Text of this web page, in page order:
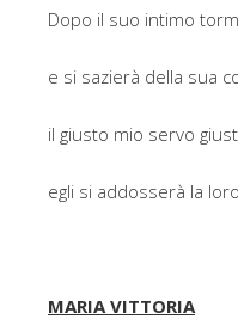
Dopo il suo intimo
e si sazierà della sua
il giusto mio servo
egli si addosserà la
MARIA VITTORIA